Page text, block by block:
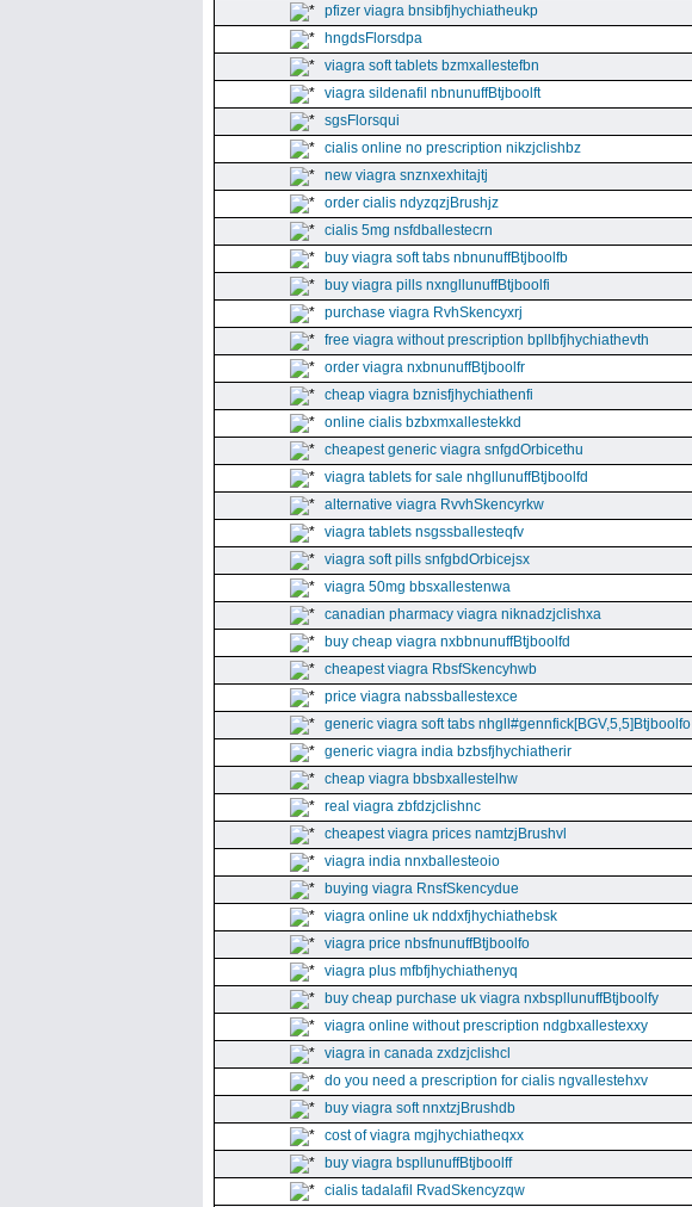
pfizer viagra bnsibfjhychiatheukp
hngdsFlorsdpa
viagra soft tablets bzmxallestefbn
viagra sildenafil nbnunuffBtjboolft
sgsFlorsqui
cialis online no prescription nikzjclishbz
new viagra snznxexhitajtj
order cialis ndyzqzjBrushjz
cialis 5mg nsfdballestecrn
buy viagra soft tabs nbnunuffBtjboolfb
buy viagra pills nxngllunuffBtjboolfi
purchase viagra RvhSkencyxrj
free viagra without prescription bpllbfjhychiathevth
order viagra nxbnunuffBtjboolfr
cheap viagra bznisfjhychiathenfi
online cialis bzbxmxallestekkd
cheapest generic viagra snfgdOrbicethu
viagra tablets for sale nhgllunuffBtjboolfd
alternative viagra RvvhSkencyrkw
viagra tablets nsgssballesteqfv
viagra soft pills snfgbdOrbicejsx
viagra 50mg bbsxallestenwa
canadian pharmacy viagra niknadzjclishxa
buy cheap viagra nxbbnunuffBtjboolfd
cheapest viagra RbsfSkencyhwb
price viagra nabssballestexce
generic viagra soft tabs nhgll#gennfick[BGV,5,5]Btjboolfo
generic viagra india bzbsfjhychiatherir
cheap viagra bbsbxallestelhw
real viagra zbfdzjclishnc
cheapest viagra prices namtzjBrushvl
viagra india nnxballesteoio
buying viagra RnsfSkencydue
viagra online uk nddxfjhychiathebsk
viagra price nbsfnunuffBtjboolfo
viagra plus mfbfjhychiathenyq
buy cheap purchase uk viagra nxbspllunuffBtjboolfy
viagra online without prescription ndgbxallestexxy
viagra in canada zxdzjclishcl
do you need a prescription for cialis ngvallestehxv
buy viagra soft nnxtzjBrushdb
cost of viagra mgjhychiatheqxx
buy viagra bspllunuffBtjboolff
cialis tadalafil RvadSkencyzqw